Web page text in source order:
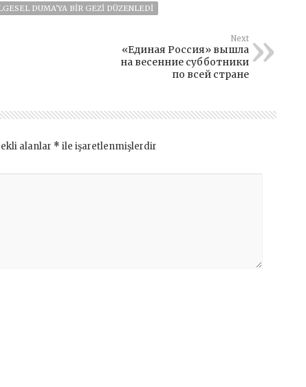
DUMA'YA BIR GEZI DÜZENLEDI
Next
«Единая Россия» вышла
на весенние субботники
по всей стране
alanlar * ile işaretlenmişlerdir